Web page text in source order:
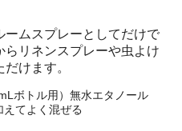
ムスプレーとしてだけで
リネンスプレーや虫よけ
けます。
ボトル用）無水エタノール
てよく混ぜる